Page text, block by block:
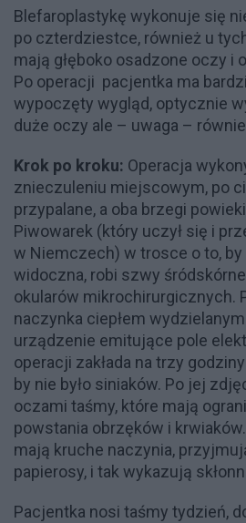
Blefaroplastykę wykonuje się
po czterdziestce, również u
mają głęboko osadzone oczy i
Po operacji pacjentka ma
wypoczęty wygląd, optycznie
duże oczy ale – uwaga –
Krok po kroku: Operacja
znieczuleniu miejscowym, po
przypalane, a oba brzegi
Piwowarek (który uczył się i
w Niemczech) w trosce o to, by
widoczna, robi szwy
okularów mikrochirurgicznych.
naczynka ciepłem
urządzenie emitujące pole
operacji zakłada na trzy
by nie było siniaków. Po jej
oczami taśmy, które mają
powstania obrzęków i
mają kruche naczynia,
papierosy, i tak wykazują
Pacjentka nosi taśmy tydzień,